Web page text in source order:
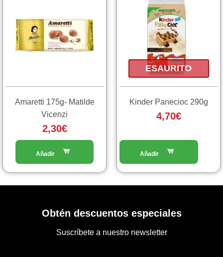
Amaretti 175g- Matilde
Vicenzi
2,30€
ESAURITO
Kinder Panecioc 290g
4,70€
Obtén descuentos especiales
Suscríbete a nuestro newsletter